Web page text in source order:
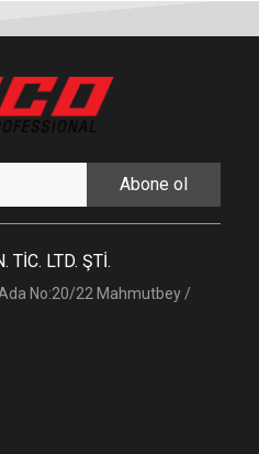
Abone ol
TİC. LTD. ŞTİ.
Ada No:20/22 Mahmutbey /